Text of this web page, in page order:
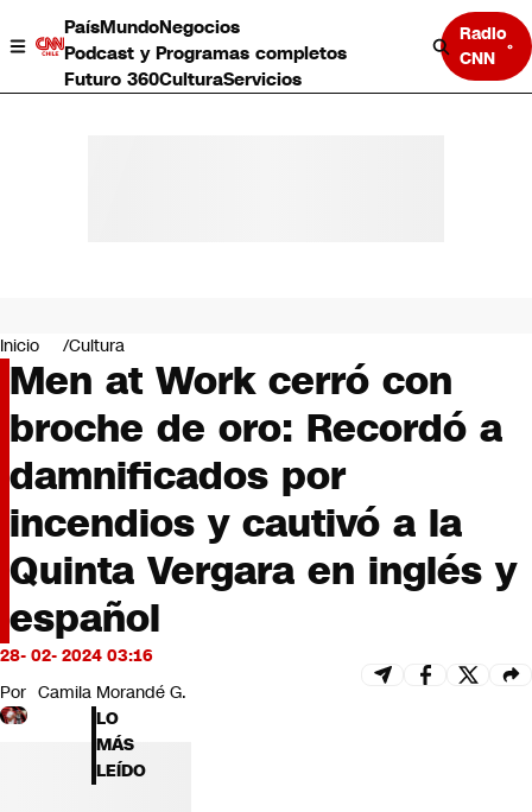
PaísMundoNegocios
Podcast y Programas completos
Futuro 360CulturaServicios
Radio
CNN
Negocios
Deportes
Programas completos
Cultura
Servicios
Bits
CNN tiempo
Futuro 360
Opinión
Inicio Cultura
Men at Work cerró con
broche de oro: Recordó a
damnificados por
incendios y cautivó a la
Quinta Vergara en inglés y
español
28- 02- 2024 03:16
Por Camila Morandé G.
LO
MÁS
LEÍDO